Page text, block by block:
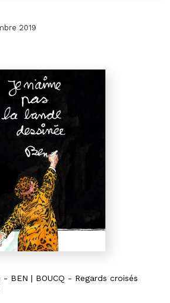
2019
- BEN | BOUCQ - Regards croisés